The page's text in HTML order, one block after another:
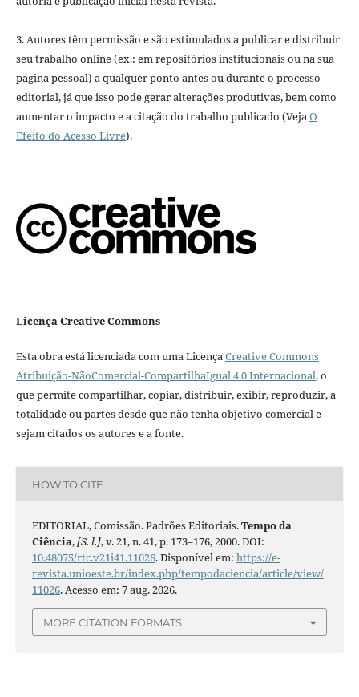
3. Autores têm permissão e são estimulados a publicar e distribuir
seu trabalho online (ex.: em repositórios institucionais ou na sua
página pessoal) a qualquer ponto antes ou durante o processo
editorial, já que isso pode gerar alterações produtivas, bem como
aumentar o impacto e a citação do trabalho publicado (VejaO
Efeito do Acesso Livre).
Licença Creative Commons
Esta obra está licenciada com uma LicençaCreative Commons
Atribuição-NãoComercial-CompartilhaIgual 4.0 Internacional, o
que permite compartilhar, copiar, distribuir, exibir, reproduzir, a
totalidade ou partes desde que não tenha objetivo comercial e
sejam citados os autores e a fonte.
HOW TO CITE
EDITORIAL, Comissão. Padrões Editoriais.Tempo da
Ciência,[S. l.], v. 21, n. 41, p. 173–176, 2000. DOI:
10.48075/rtc.v21i41.11026. Disponível em: https://e-
revista.unioeste.br/index.php/tempodaciencia/article/view/
11026. Acesso em: 7 aug. 2026.
MORE CITATION FORMATS